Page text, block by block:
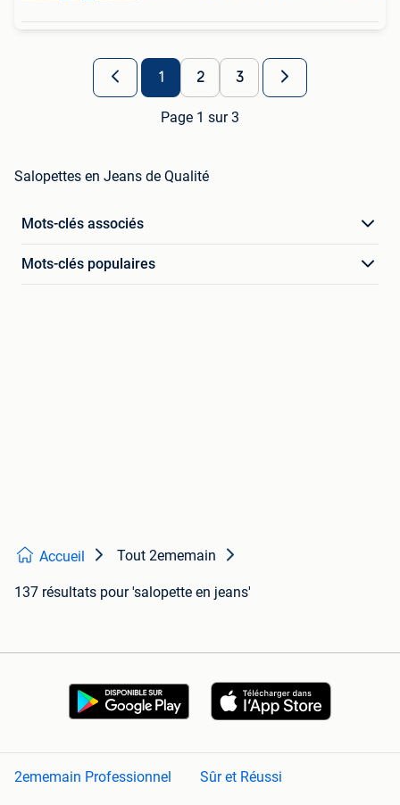
1 2 3
Page 1 sur 3
Salopettes en Jeans de Qualité
Mots-clés associés
Mots-clés populaires
Accueil Tout 2ememain
137 résultats pour 'salopette en jeans'
2ememain Professionnel
Sûr et Réussi